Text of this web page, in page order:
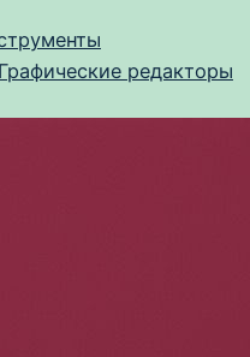
Графические редакторы